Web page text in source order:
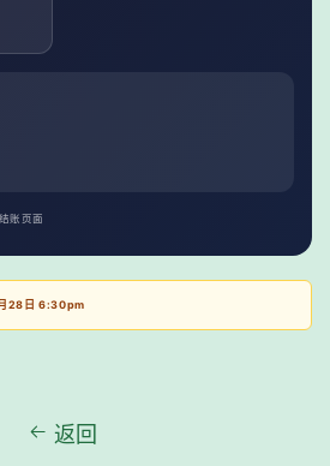
账页面
28日 6:30pm
返回